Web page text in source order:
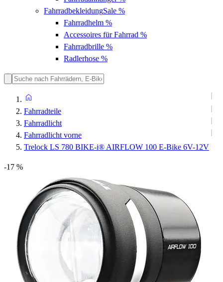
FahrradbekleidungSale %
Fahrradhelm %
Accessoires für Fahrrad %
Fahrradbrille %
Radlerhose %
Fahrradteile
Fahrradlicht
Fahrradlicht vorne
Trelock LS 780 BIKE-i® AIRFLOW 100 E-Bike 6V-12V
-17 %